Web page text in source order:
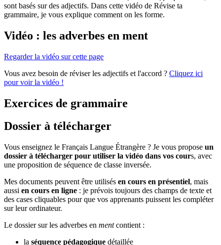
sont basés sur des adjectifs. Dans cette vidéo de Révise ta
grammaire, je vous explique comment on les forme.
Vidéo : les adverbes en ment
Regarder la vidéo sur cette page
Vous avez besoin de réviser les adjectifs et l'accord ? Cliquez ici
pour voir la vidéo !
Exercices de grammaire
Dossier à télécharger
Vous enseignez le Français Langue Étrangère ? Je vous propose un
dossier à télécharger pour utiliser la vidéo dans vos cours, avec
une proposition de séquence de classe inversée.
Mes documents peuvent être utilisés en cours en présentiel, mais
aussi en cours en ligne : je prévois toujours des champs de texte et
des cases cliquables pour que vos apprenants puissent les compléter
sur leur ordinateur.
Le dossier sur les adverbes en mentcontient :
la séquence pédagogique détaillée